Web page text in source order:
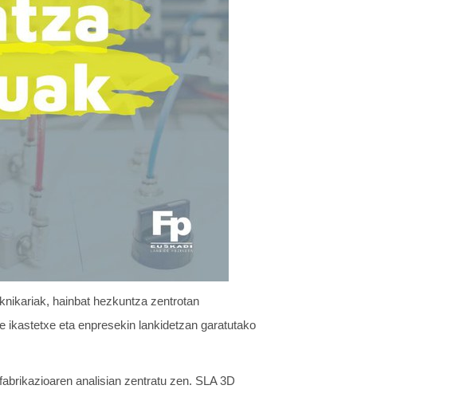
hainbat hezkuntza zentrotan
eta enpresekin lankidetzan garatutako
analisian zentratu zen. SLA 3D